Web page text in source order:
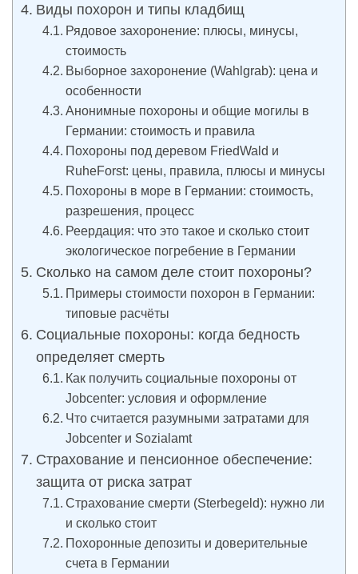
Виды похорон и типы кладбищ
Рядовое захоронение: плюсы, минусы,
стоимость
Выборное захоронение (Wahlgrab): цена и
особенности
Анонимные похороны и общие могилы в
Германии: стоимость и правила
Похороны под деревом FriedWald и
RuheForst: цены, правила, плюсы и минусы
Похороны в море в Германии: стоимость,
разрешения, процесс
Реердация: что это такое и сколько стоит
экологическое погребение в Германии
Сколько на самом деле стоит похороны?
Примеры стоимости похорон в Германии:
типовые расчёты
Социальные похороны: когда бедность
определяет смерть
Как получить социальные похороны от
Jobcenter: условия и оформление
Что считается разумными затратами для
Jobcenter и Sozialamt
Страхование и пенсионное обеспечение:
защита от риска затрат
Страхование смерти (Sterbegeld): нужно ли
и сколько стоит
Похоронные депозиты и доверительные
счета в Германии